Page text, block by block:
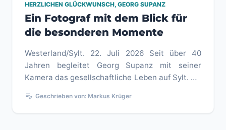
HERZLICHEN GLÜCKWUNSCH, GEORG SUPANZ
Ein Fotograf mit dem Blick für
die besonderen Momente
Westerland/Sylt. 22. Juli 2026 Seit über 40
Jahren begleitet Georg Supanz mit seiner
Kamera das gesellschaftliche Leben auf Sylt. Ob
edit_note Geschrieben von: Markus Krüger